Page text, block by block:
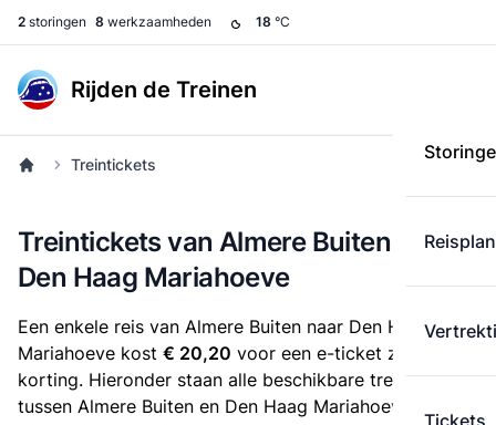
2 storingen 8 werkzaamheden 18 °C
Rijden de Treinen
Tickets
Treintickets
Treintickets van Almere Buiten naar
Den Haag Mariahoeve
Een enkele reis van Almere Buiten naar Den Haag
Mariahoeve kost € 20,20 voor een e-ticket zonder
korting. Hieronder staan alle beschikbare treintickets
tussen Almere Buiten en Den Haag Mariahoeve. Deze